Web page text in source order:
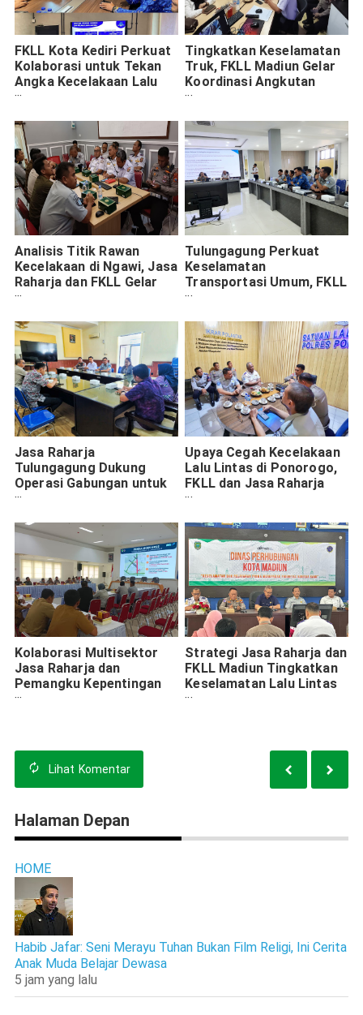
FKLL Kota Kediri Perkuat
Kolaborasi untuk Tekan
Angka Kecelakaan Lalu
Lintas
Tingkatkan Keselamatan
Truk, FKLL Madiun Gelar
Koordinasi Angkutan
Barang
Analisis Titik Rawan
Kecelakaan di Ngawi, Jasa
Raharja dan FKLL Gelar
Rapat Koordinasi
Tulungagung Perkuat
Keselamatan
Transportasi Umum, FKLL
Gelar Rapat Strategis
Jasa Raharja
Tulungagung Dukung
Operasi Gabungan untuk
Optimalisasi PKB dan PAD
Upaya Cegah Kecelakaan
Lalu Lintas di Ponorogo,
FKLL dan Jasa Raharja
Gelar Rapat Koordinasi
Kolaborasi Multisektor
Jasa Raharja dan
Pemangku Kepentingan
untuk Tekan Angka
Strategi Jasa Raharja dan
FKLL Madiun Tingkatkan
Keselamatan Lalu Lintas
Lewat Analisis Kebijakan
Lihat Komentar
Halaman Depan
HOME
Habib Jafar: Seni Merayu Tuhan Bukan Film Religi, Ini Cerita
Anak Muda Belajar Dewasa
5 jam yang lalu